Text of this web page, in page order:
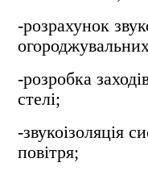
-розрахунок
-розробка
стелі;
-звукоізоляція
повітря;